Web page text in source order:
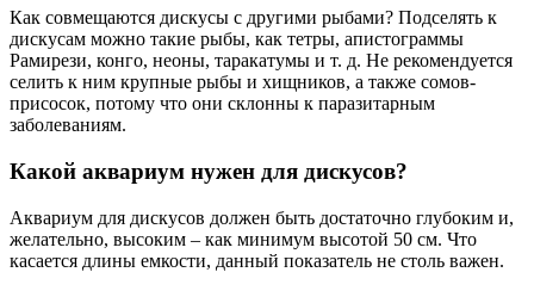
Как совмещаются дискусы с другими рыбами? Подселять к
дискусам можно такие рыбы, как тетры, апистограммы
Рамирези, конго, неоны, таракатумы и т. д. Не рекомендуется
селить к ним крупные рыбы и хищников, а также сомов-
присосок, потому что они склонны к паразитарным
заболеваниям.
Какой аквариум нужен для дискусов?
Аквариум для дискусов должен быть достаточно глубоким и,
желательно, высоким – как минимум высотой 50 см. Что
касается длины емкости, данный показатель не столь важен.